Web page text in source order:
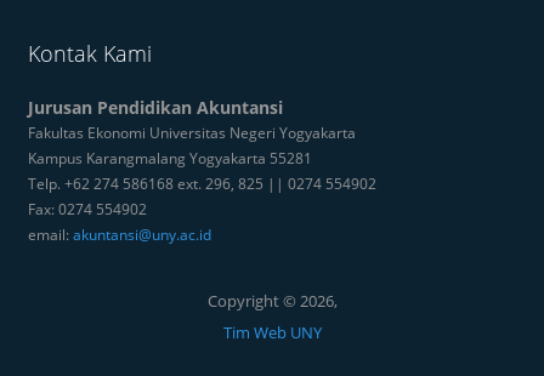
Kontak Kami
Jurusan Pendidikan Akuntansi
Fakultas Ekonomi Universitas Negeri Yogyakarta
Kampus Karangmalang Yogyakarta 55281
Telp. +62 274 586168 ext. 296, 825 || 0274 554902
Fax: 0274 554902
email:akuntansi@uny.ac.id
Copyright © 2026,
Tim Web UNY